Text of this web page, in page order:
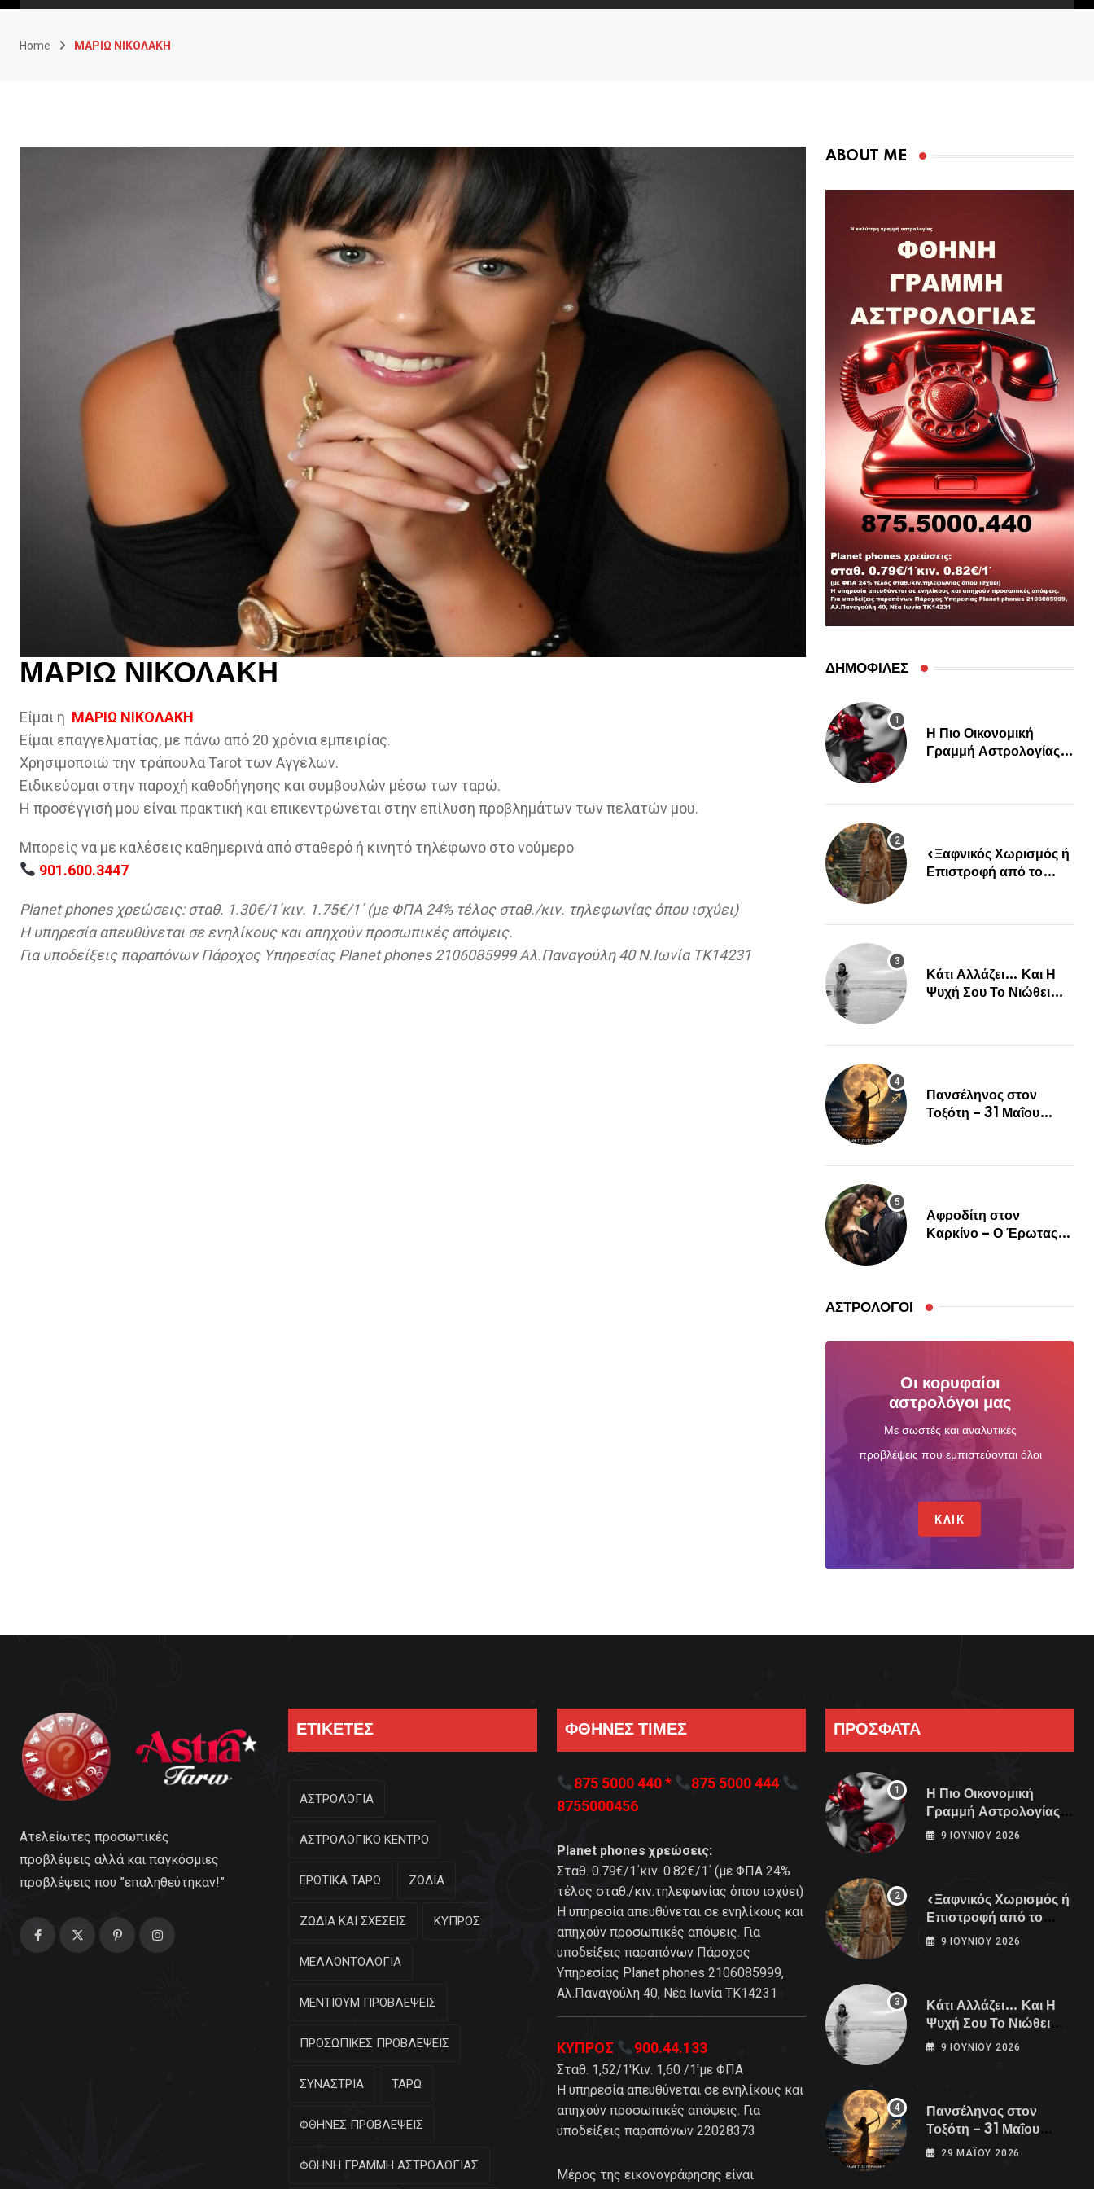
Home ΜΑΡΙΩ ΝΙΚΟΛΑΚΗ
ΜΑΡΙΩ ΝΙΚΟΛΑΚΗ
Είμαι η ΜΑΡΙΩ ΝΙΚΟΛΑΚΗ
Είμαι επαγγελματίας, με πάνω από 20 χρόνια εμπειρίας.
Χρησιμοποιώ την τράπουλα Tarot των Αγγέλων.
Ειδικεύομαι στην παροχή καθοδήγησης και συμβουλών μέσω των ταρώ.
Η προσέγγισή μου είναι πρακτική και επικεντρώνεται στην επίλυση προβλημάτων των πελατών μου.
Μπορείς να με καλέσεις καθημερινά από σταθερό ή κινητό τηλέφωνο στο νούμερο
901.600.3447
Planet phones χρεώσεις: σταθ. 1.30€/1΄κιν. 1.75€/1΄ (με ΦΠΑ 24% τέλος σταθ./κιν. τηλεφωνίας όπου ισχύει)
Η υπηρεσία απευθύνεται σε ενηλίκους και απηχούν προσωπικές απόψεις.
Για υποδείξεις παραπόνων Πάροχος Υπηρεσίας Planet phones 2106085999 Αλ.Παναγούλη 40 Ν.Ιωνία TK14231
ABOUT ME
ΔΗΜΟΦΙΛΕΣ
Η Πιο Οικονομική
Γραμμή Αστρολογίας
«Ξαφνικός Χωρισμός ή
Επιστροφή από το
για αυτά τα Ζώδια»
Κάτι Αλλάζει… Και Η
Ψυχή Σου Το Νιώθει
Πανσέληνος στον
Τοξότη – 31 Μαΐου
Αφροδίτη στον
Καρκίνο – Ο Έρωτας
ΑΣΤΡΟΛΌΓΟΙ
Οι κορυφαίοι
αστρολόγοι μας
Με σωστές και αναλυτικές
προβλέψεις που εμπιστεύονται όλοι
ΚΛΙΚ
Ατελείωτες προσωπικές
προβλέψεις αλλά και παγκόσμιες
προβλέψεις που ”επαληθεύτηκαν!”
ΕΤΙΚΕΤΕΣ
ΑΣΤΡΟΛΟΓΙΑ
ΑΣΤΡΟΛΟΓΙΚΟ ΚΕΝΤΡΟ
ΕΡΩΤΙΚΑ ΤΑΡΩ ΖΩΔΙΑ
ΖΩΔΙΑ ΚΑΙ ΣΧΕΣΕΙΣ ΚΥΠΡΟΣ
ΜΕΛΛΟΝΤΟΛΟΓΙΑ
ΜΕΝΤΙΟΥΜ ΠΡΟΒΛΕΨΕΙΣ
ΠΡΟΣΩΠΙΚΕΣ ΠΡΟΒΛΕΨΕΙΣ
ΣΥΝΑΣΤΡΙΑ ΤΑΡΩ
ΦΘΗΝΕΣ ΠΡΟΒΛΕΨΕΙΣ
ΦΘΗΝΗ ΓΡΑΜΜΗ ΑΣΤΡΟΛΟΓΙΑΣ
ΦΘΗΝΕΣ ΤΙΜΕΣ
875 5000 440 *
875 5000 444
8755000456
Planet phones χρεώσεις:
Σταθ. 0.79€/1΄κιν. 0.82€/1΄ (με ΦΠΑ 24%
τέλος σταθ./κιν.τηλεφωνίας όπου ισχύει)
Η υπηρεσία απευθύνεται σε ενηλίκους και
απηχούν προσωπικές απόψεις. Για
υποδείξεις παραπόνων Πάροχος
Υπηρεσίας Planet phones 2106085999,
Αλ.Παναγούλη 40, Νέα Ιωνία TK14231
ΚΥΠΡΟΣ 900.44.133
Σταθ. 1,52/1'Κιν. 1,60 /1'με ΦΠΑ
Η υπηρεσία απευθύνεται σε ενηλίκους και
απηχούν προσωπικές απόψεις. Για
υποδείξεις παραπόνων 22028373
Μέρος της εικονογράφησης είναι
ΠΡΟΣΦΑΤΑ
Η Πιο Οικονομική
Γραμμή Αστρολογίας
Είναι Εδώ!
9 ΙΟΥΝΊΟΥ 2026
«Ξαφνικός Χωρισμός ή
Επιστροφή από το
Παρελθόν; Οι Επόμενες
9 ΙΟΥΝΊΟΥ 2026
Κάτι Αλλάζει… Και Η
Ψυχή Σου Το Νιώθει
Πριν Συμβεί…
9 ΙΟΥΝΊΟΥ 2026
Πανσέληνος στον
Τοξότη – 31 Μαΐου
2026
29 ΜΑΪ́ΟΥ 2026